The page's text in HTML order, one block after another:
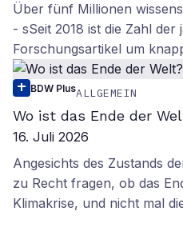
Über fünf Millionen
- sSeit 2018 ist die Zahl
Forschungsartikel um
BDW PlusALLGEMEIN
Wo ist das Ende der
16. Juli 2026
Angesichts des Zustands
zu Recht fragen, ob das
Klimakrise, und nicht mal